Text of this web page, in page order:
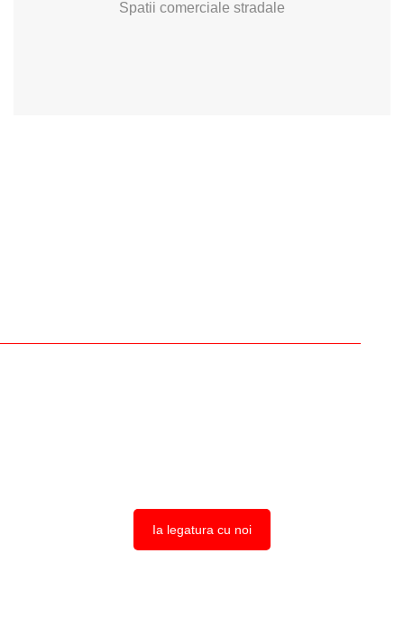
Spatii comerciale stradale
Ia legatura cu noi